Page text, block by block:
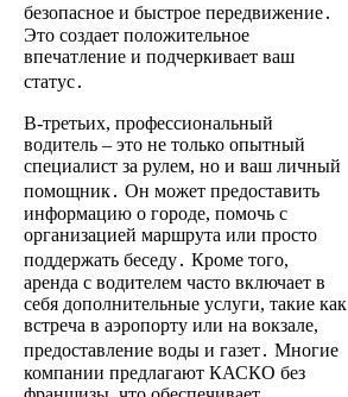
безопасное и быстрое передвижение․
Это создает положительное
впечатление и подчеркивает ваш
статус․
В-третьих, профессиональный
водитель – это не только опытный
специалист за рулем, но и ваш личный
помощник․ Он может предоставить
информацию о городе, помочь с
организацией маршрута или просто
поддержать беседу․ Кроме того,
аренда с водителем часто включает в
себя дополнительные услуги, такие как
встреча в аэропорту или на вокзале,
предоставление воды и газет․ Многие
компании предлагают КАСКО без